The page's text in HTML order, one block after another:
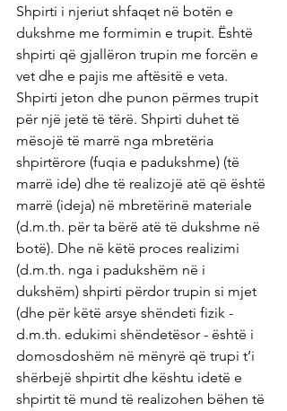
Shpirti i njeriut shfaqet në botën e
dukshme me formimin e trupit. Është
shpirti që gjallëron trupin me forcën e
vet dhe e pajis me aftësitë e veta.
Shpirti jeton dhe punon përmes trupit
për një jetë të tërë. Shpirti duhet të
mësojë të marrë nga mbretëria
shpirtërore (fuqia e padukshme) (të
marrë ide) dhe të realizojë atë që është
marrë (ideja) në mbretërinë materiale
(d.m.th. për ta bërë atë të dukshme në
botë). Dhe në këtë proces realizimi
(d.m.th. nga i padukshëm në i
dukshëm) shpirti përdor trupin si mjet
(dhe për këtë arsye shëndeti fizik -
d.m.th. edukimi shëndetësor - është i
domosdoshëm në mënyrë që trupi t’i
shërbejë shpirtit dhe kështu idetë e
shpirtit të mund të realizohen bëhen të